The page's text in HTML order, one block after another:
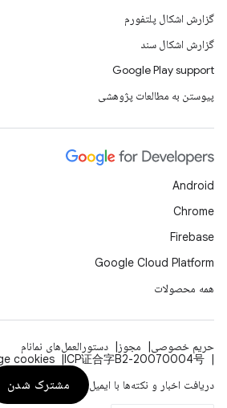
گزارش اشکال پلتفورم
گزارش اشکال سند
Google Play support
پیوستن به مطالعات پژوهشی
Android
Chrome
Firebase
Google Cloud Platform
همه محصولات
حریم خصوصی مجوز
دستورالعمل‌های نمانام
ICP证合字B2-20070004号
cookies
دریافت اخبار و نکته‌ها با ایمیل
مشترک شدن